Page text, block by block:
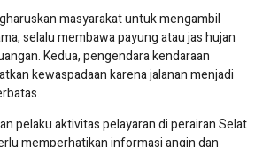
masyarakat untuk mengambil
selalu membawa payung atau jas hujan
Kedua, pengendara kendaraan
kewaspadaan karena jalanan menjadi
pelaku aktivitas pelayaran di perairan Selat
memperhatikan informasi angin dan